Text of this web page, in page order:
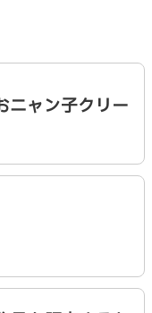
ニャン子クリー